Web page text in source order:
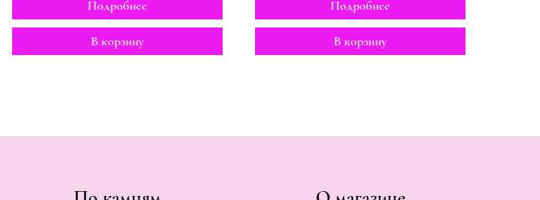
Подробнее
В корзину
Подробнее
В корзину